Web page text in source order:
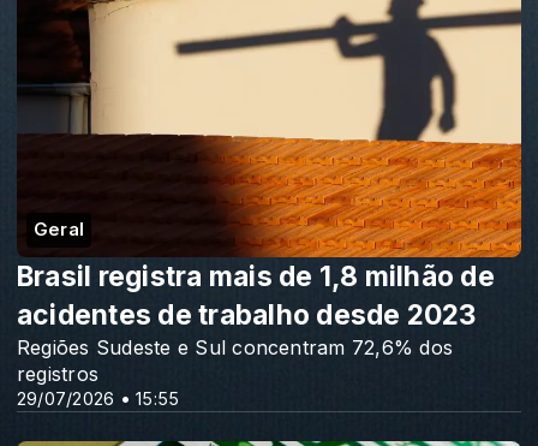
Geral
29/07/2026 • 15:55
Brasil registra mais de 1,8 milhão de
acidentes de trabalho desde 2023
Regiões Sudeste e Sul concentram 72,6% dos
registros